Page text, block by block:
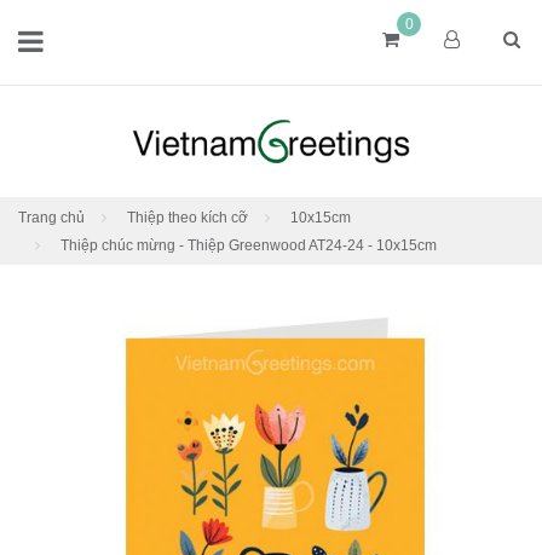
0
Trang chủ Thiệp theo kích cỡ
10x15cm
Thiệp chúc mừng - Thiệp Greenwood AT24-24 - 10x15cm